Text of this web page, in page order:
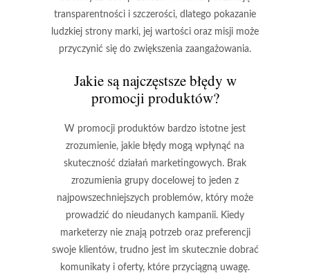
transparentności i szczerości, dlatego pokazanie
ludzkiej strony marki, jej wartości oraz misji może
przyczynić się do zwiększenia zaangażowania.
Jakie są najczęstsze błędy w
promocji produktów?
W promocji produktów bardzo istotne jest
zrozumienie, jakie błędy mogą wpłynąć na
skuteczność działań marketingowych. Brak
zrozumienia grupy docelowej to jeden z
najpowszechniejszych problemów, który może
prowadzić do nieudanych kampanii. Kiedy
marketerzy nie znają potrzeb oraz preferencji
swoje klientów, trudno jest im skutecznie dobrać
komunikaty i oferty, które przyciągną uwagę.